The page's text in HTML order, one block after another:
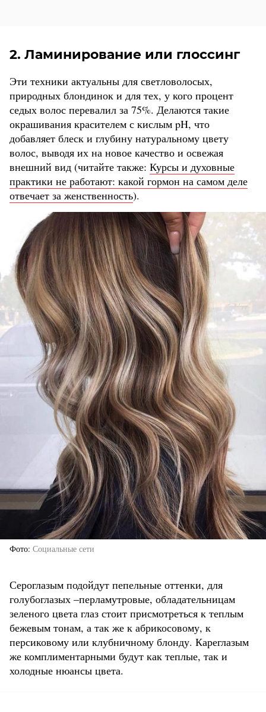
2. Ламинирование или глоссинг
Эти техники актуальны для светловолосых,
природных блондинок и для тех, у кого процент
седых волос перевалил за 75%. Делаются такие
окрашивания красителем с кислым pH, что
добавляет блеск и глубину натуральному цвету
волос, выводя их на новое качество и освежая
внешний вид (читайте также: Курсы и духовные
практики не работают: какой гормон на самом деле
отвечает за женственность).
Фото Социальные сети
Сероглазым подойдут пепельные оттенки, для
голубоглазых –перламутровые, обладательницам
зеленого цвета глаз стоит присмотреться к теплым
бежевым тонам, а так же к абрикосовому, к
персиковому или клубничному блонду. Кареглазым
же комплиментарными будут как теплые, так и
холодные нюансы цвета.